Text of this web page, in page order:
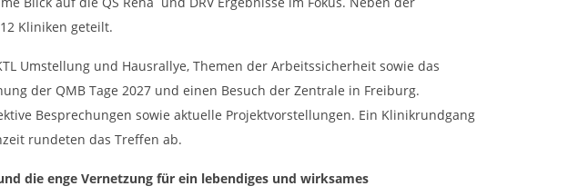
Kliniken geteilt.
Umstellung und Hausrallye, Themen der Arbeitssicherheit sowie das
der QMB Tage 2027 und einen Besuch der Zentrale in Freiburg.
Besprechungen sowie aktuelle Projektvorstellungen. Ein Klinikrundgang
rundeten das Treffen ab.
die enge Vernetzung für ein lebendiges und wirksames